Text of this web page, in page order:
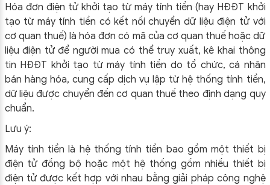
Hóa đơn điện tử khởi tạo từ máy tính tiền (hay HĐĐT khởi
tạo từ máy tính tiền có kết nối chuyển dữ liệu điện tử với
cơ quan thuế) là hóa đơn có mã của cơ quan thuế hoặc dữ
liệu điện tử để người mua có thể truy xuất, kê khai thông
tin HĐĐT khởi tạo từ máy tính tiền do tổ chức, cá nhân
bán hàng hóa, cung cấp dịch vụ lập từ hệ thống tính tiền,
dữ liệu được chuyển đến cơ quan thuế theo định dạng quy
chuẩn.
Lưu ý:
Máy tính tiền là hệ thống tính tiền bao gồm một thiết bị
điện tử đồng bộ hoặc một hệ thống gồm nhiều thiết bị
điện tử được kết hợp với nhau bằng giải pháp công nghệ